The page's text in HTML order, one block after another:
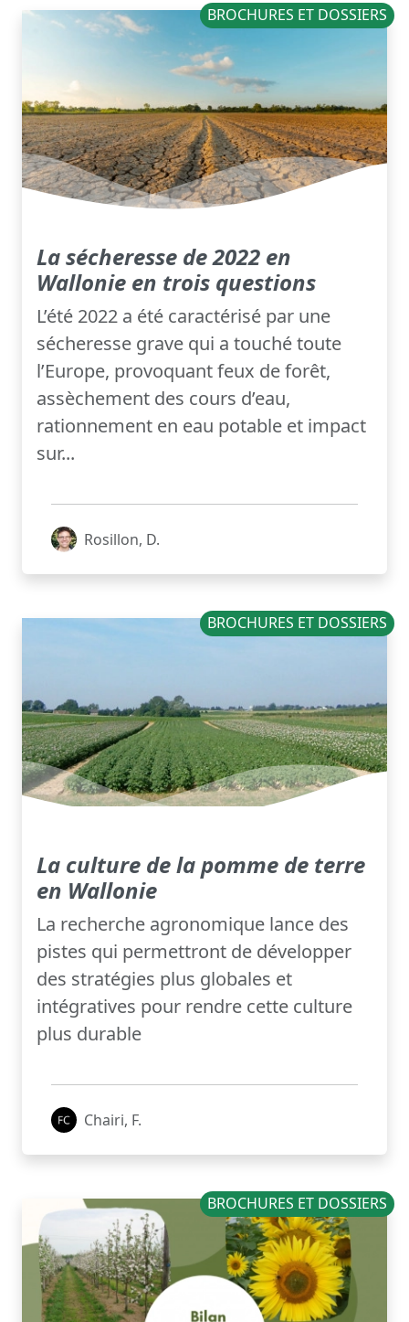
BROCHURES ET DOSSIERS
La sécheresse de 2022 en
Wallonie en trois questions
L’été 2022 a été caractérisé par une
sécheresse grave qui a touché toute
l’Europe, provoquant feux de forêt,
assèchement des cours d’eau,
rationnement en eau potable et impact
sur...
Rosillon, D.
BROCHURES ET DOSSIERS
La culture de la pomme de terre
en Wallonie
La recherche agronomique lance des
pistes qui permettront de développer
des stratégies plus globales et
intégratives pour rendre cette culture
plus durable
Chairi, F.
BROCHURES ET DOSSIERS